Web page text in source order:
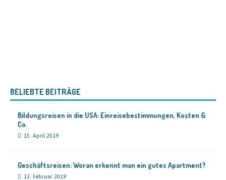
BELIEBTE BEITRÄGE
Bildungsreisen in die USA: Einreisebestimmungen, Kosten &
Co.
15. April 2019
Geschäftsreisen: Woran erkennt man ein gutes Apartment?
13. Februar 2019